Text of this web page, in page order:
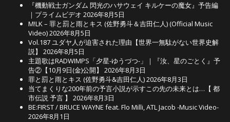
『機動戦士ガンダム 閃光のハサウェイ キルケーの魔女』予告編
｜プライムビデオ 2026年8月5日
M!LK – 罪と罰と雨とキス (佐野勇斗＆吉田仁人) (Official Music
Video)2026年8月5日
Vol.187 ユダヤ人が迫害された理由【世界一無駄がない世界史解
説】
2026年8月5日
主題歌はRADWIMPS「夕星-ゆうづつ-」｜『汝、星のごとく』予
告②【10月9日(金)公開】
2026年8月3日
罪と罰と雨とキス (佐野勇斗&吉田仁人)2026年8月3日
当てまくりな200年前の予言小説が示すこの先の未来とは…【 都
市伝説 予言 】
2026年8月3日
BE:FIRST / BRUCE WAYNE feat. Flo Milli, ATL Jacob -Music Video-
2026年8月1日